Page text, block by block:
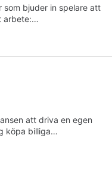
som bjuder in spelare att
arbete:…
att driva en egen
köpa billiga…